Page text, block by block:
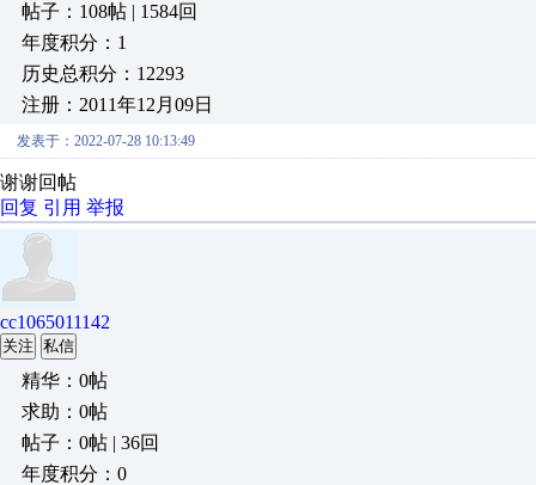
帖子：108帖 | 1584回
年度积分：1
历史总积分：12293
注册：2011年12月09日
发表于：2022-07-28 10:13:49
谢谢回帖
回复 引用 举报
cc1065011142
关注 私信
精华：0帖
求助：0帖
帖子：0帖 | 36回
年度积分：0